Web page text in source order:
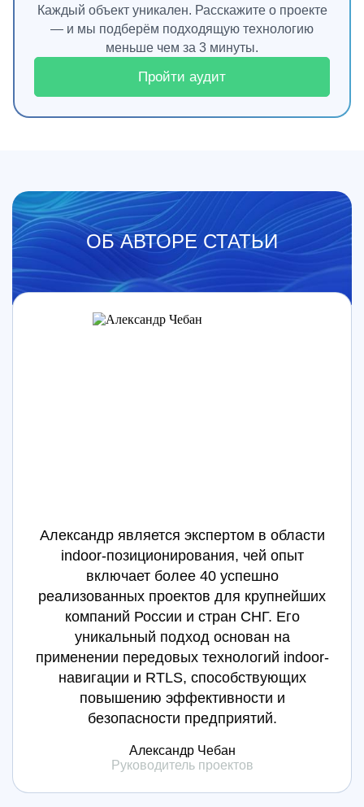
Каждый объект уникален. Расскажите о проекте
— и мы подберём подходящую технологию
меньше чем за 3 минуты.
Пройти аудит
ОБ АВТОРЕ СТАТЬИ
Александр является экспертом в области
indoor-позиционирования, чей опыт
включает более 40 успешно
реализованных проектов для крупнейших
компаний России и стран СНГ. Его
уникальный подход основан на
применении передовых технологий indoor-
навигации и RTLS, способствующих
повышению эффективности и
безопасности предприятий.
Александр Чебан
Руководитель проектов